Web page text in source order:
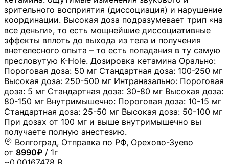
зрительного восприятия (диссоциация) и нарушение
координации. Высокая доза подразумевает трип «на
все деньги», то есть мощнейшие диссоциативные
эффекты вплоть до выхода из тела и получения
внетелесного опыта – то есть попадания в ту самую
пресловутую K-Hole. Дозировка кетамина Орально:
Пороговая доза: 50 мг Стандартная доза: 100-250 мг
Высокая доза: 250-500 мг Интраназально: Пороговая
доза: 5 мг Стандартная доза: 30-80 мг Высокая доза:
80-150 мг Внутримышечно: Пороговая доза: 10-15 мг
Стандартная доза: 25-50 мг Высокая доза: 50-100 мг
При дозах от 100 мг и выше внутримышечно вы
получаете полную анестезию.
Волгоград, Отправка по РФ, Орехово-Зуево
от 8990₽ / 1г